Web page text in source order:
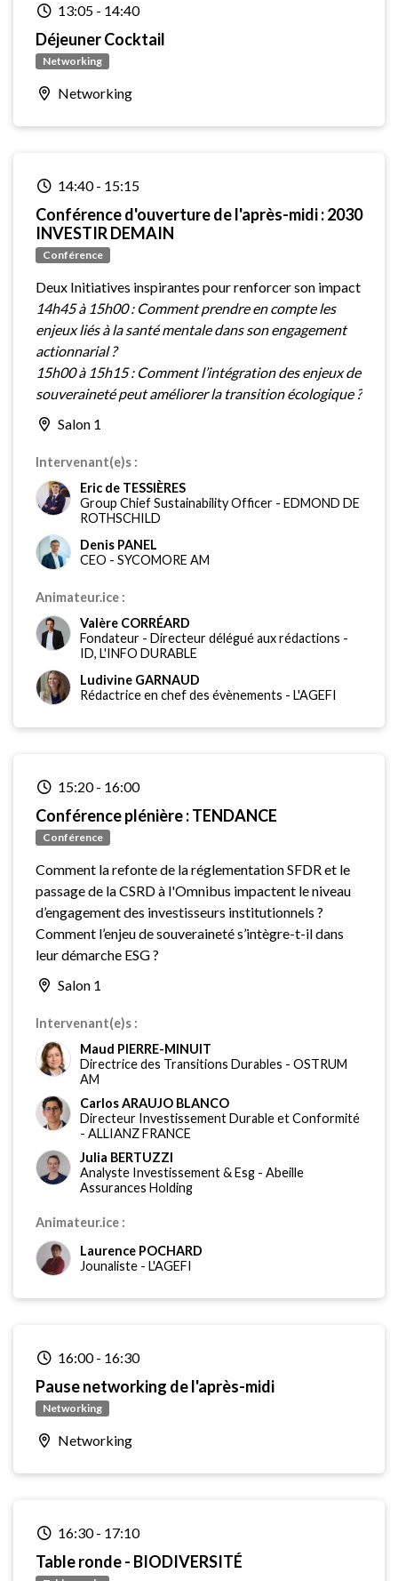
13:05 - 14:40
Déjeuner Cocktail
Networking
Networking
14:40- 15:15
Conférence d'ouverture de l'après-midi : 2030
INVESTIR DEMAIN
Conférence
Deux Initiatives inspirantes pour renforcer son impact
14h45 à 15h00 : Comment prendre en compte les
enjeux liés à la santé mentale dans son engagement
actionnarial ?
15h00 à 15h15 : Comment l’intégration des enjeux de
souveraineté peut améliorer la transition écologique ?
Salon 1
Intervenant(e)s :
Eric de TESSIÈRES
Group Chief Sustainability Officer - EDMOND DE
ROTHSCHILD
Denis PANEL
CEO - SYCOMORE AM
Animateur.ice :
Valère CORRÉARD
Fondateur - Directeur délégué aux rédactions -
ID, L'INFO DURABLE
Ludivine GARNAUD
Rédactrice en chef des évènements - L'AGEFI
15:20- 16:00
Conférence plénière : TENDANCE
Conférence
Comment la refonte de la réglementation SFDR et le
passage de la CSRD à l'Omnibus impactent le niveau
d’engagement des investisseurs institutionnels ?
Comment l’enjeu de souveraineté s’intègre-t-il dans
leur démarche ESG ?
Salon 1
Intervenant(e)s :
Maud PIERRE-MINUIT
Directrice des Transitions Durables - OSTRUM
AM
Carlos ARAUJO BLANCO
Directeur Investissement Durable et Conformité
- ALLIANZ FRANCE
Julia BERTUZZI
Analyste Investissement & Esg - Abeille
Assurances Holding
Animateur.ice :
Laurence POCHARD
Jounaliste - L'AGEFI
16:00- 16:30
Pause networking de l'après-midi
Networking
Networking
16:30- 17:10
Table ronde - BIODIVERSITÉ